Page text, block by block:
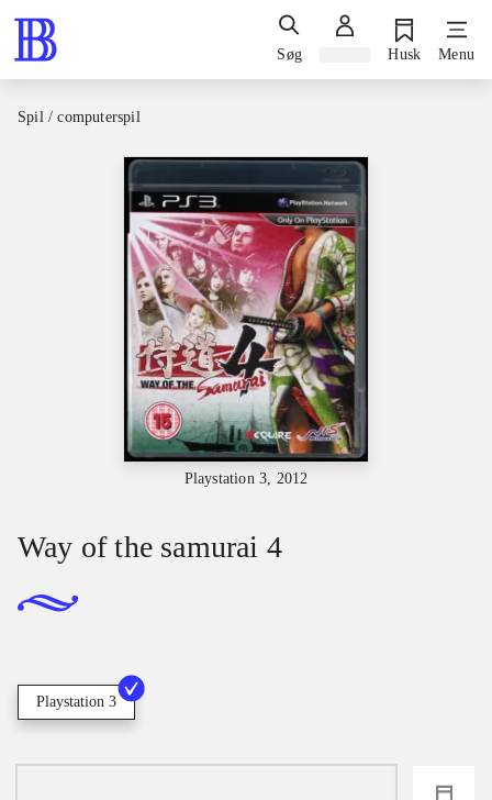
Søg Husk Menu
Spil / computerspil
Playstation 3, 2012
Way of the samurai 4
Playstation 3